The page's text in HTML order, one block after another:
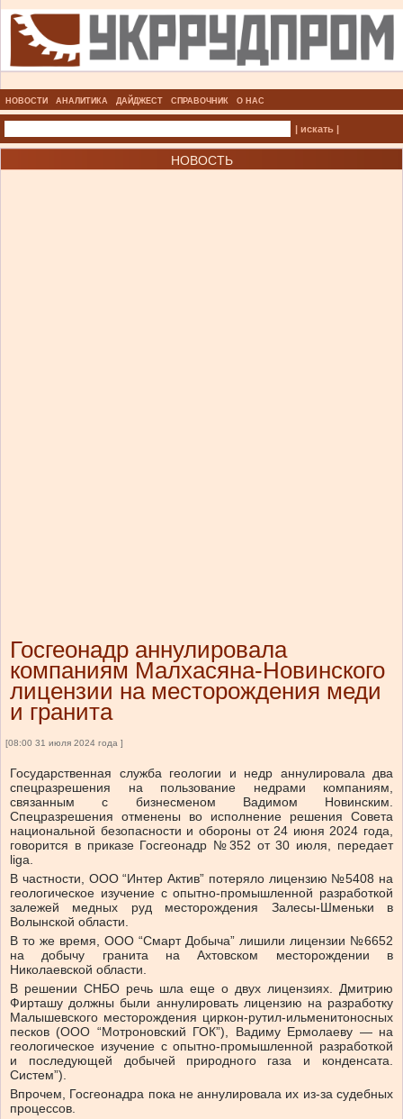
НОВОСТИ АНАЛИТИКА ДАЙДЖЕСТ СПРАВОЧНИК О НАС
| искать |
НОВОСТЬ
Госгеонадр аннулировала
компаниям Малхасяна-Новинского
лицензии на месторождения меди
и гранита
[08:00 31 июля 2024 года ]
Государственная служба геологии и недр аннулировала два
спецразрешения на пользование недрами компаниям,
связанным с бизнесменом Вадимом Новинским.
Спецразрешения отменены во исполнение решения Совета
национальной безопасности и обороны от 24 июня 2024 года,
говорится в приказе Госгеонадр №352 от 30 июля, передает
liga.
В частности, ООО “Интер Актив” потеряло лицензию №5408 на
геологическое изучение с опытно-промышленной разработкой
залежей медных руд месторождения Залесы-Шменьки в
Волынской области.
В то же время, ООО “Смарт Добыча” лишили лицензии №6652
на добычу гранита на Ахтовском месторождении в
Николаевской области.
В решении СНБО речь шла еще о двух лицензиях. Дмитрию
Фирташу должны были аннулировать лицензию на разработку
Малышевского месторождения циркон-рутил-ильменитоносных
песков (ООО “Мотроновский ГОК”), Вадиму Ермолаеву — на
геологическое изучение с опытно-промышленной разработкой
и последующей добычей природного газа и конденсата.
Систем”).
Впрочем, Госгеонадра пока не аннулировала их из-за судебных
процессов.